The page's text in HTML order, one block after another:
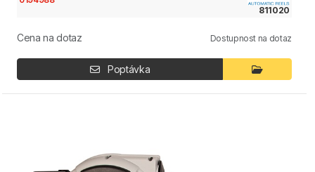
811020
Cena na dotaz Dostupnost na dotaz
Poptávka